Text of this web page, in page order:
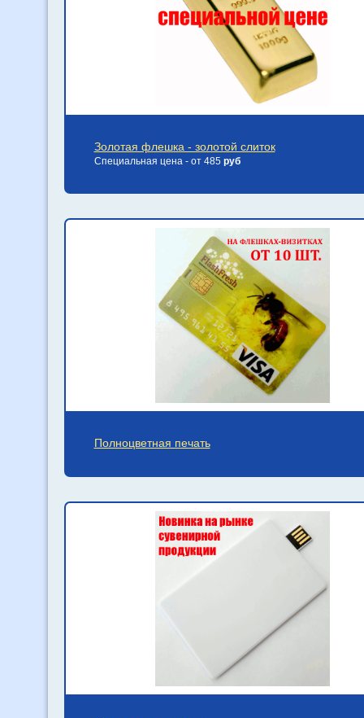
Золотая флешка - золотой слиток
Специальная цена - от 485 руб
Полноцветная печать